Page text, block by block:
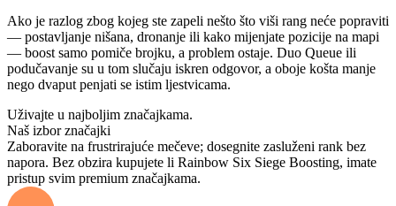
Ako je razlog zbog kojeg ste zapeli nešto što viši rang neće popraviti
— postavljanje nišana, dronanje ili kako mijenjate pozicije na mapi
— boost samo pomiče brojku, a problem ostaje. Duo Queue ili
podučavanje su u tom slučaju iskren odgovor, a oboje košta manje
nego dvaput penjati se istim ljestvicama.
Uživajte u najboljim značajkama.
Naš izbor značajki
Zaboravite na frustrirajuće mečeve; dosegnite zasluženi rank bez
napora. Bez obzira kupujete li Rainbow Six Siege Boosting, imate
pristup svim premium značajkama.